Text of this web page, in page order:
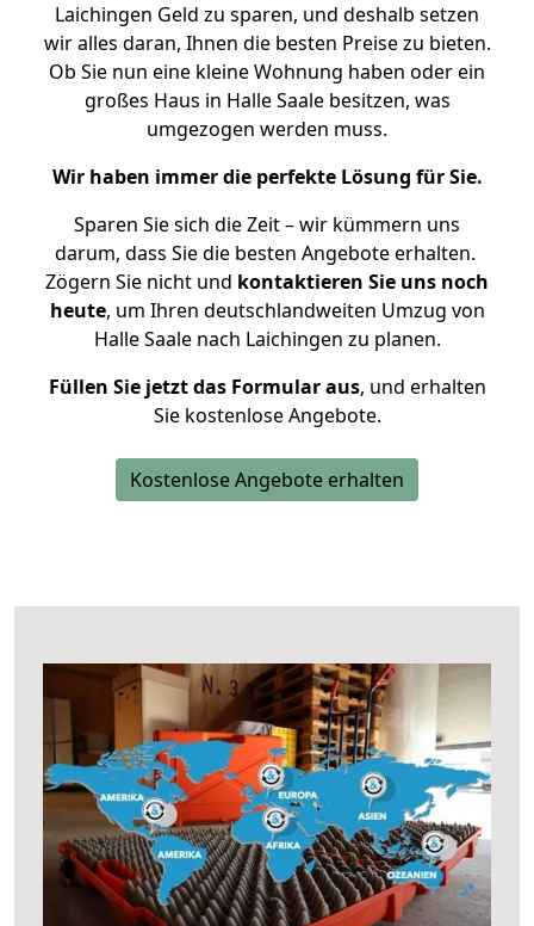
Laichingen Geld zu sparen, und deshalb setzen
wir alles daran, Ihnen die besten Preise zu bieten.
Ob Sie nun eine kleine Wohnung haben oder ein
großes Haus in Halle Saale besitzen, was
umgezogen werden muss.
Wir haben immer die perfekte Lösung für Sie.
Sparen Sie sich die Zeit – wir kümmern uns
darum, dass Sie die besten Angebote erhalten.
Zögern Sie nicht und kontaktieren Sie uns noch
heute, um Ihren deutschlandweiten Umzug von
Halle Saale nach Laichingen zu planen.
Füllen Sie jetzt das Formular aus, und erhalten
Sie kostenlose Angebote.
Kostenlose Angebote erhalten